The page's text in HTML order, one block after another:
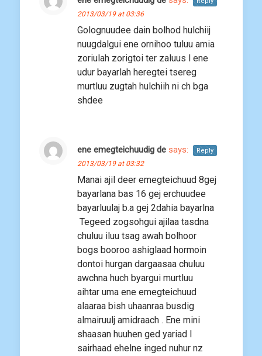
2013/03/19 at 03:36
Golognuudee dain bolhod hulchiij
nuugdalgui ene ornihoo tuluu amia
zoriulah zorigtoi ter zaluus l ene
udur bayarlah heregtei tsereg
murtluu zugtah hulchiih ni ch bga
shdee
ene emegteichuudig de says:
2013/03/19 at 03:32
Manai ajil deer emegteichuud 8gej
bayarlana bas 16 gej erchuudee
bayarluulaj b.a gej 2dahia bayarlna
Tegeed zogsohgui ajilaa tasdna
chuluu iluu tsag awah bolhoor
bogs booroo ashiglaad hormoin
dontoi hurgan dargaasaa chuluu
awchna huch byargui murtluu
aihtar uma ene emegteichuud
alaaraa bish uhaanraa busdig
almairuulj amidraach . Ene mini
shaasan huuhen ged yariad l
sairhaad ehelne inged nuhur nz
Reply